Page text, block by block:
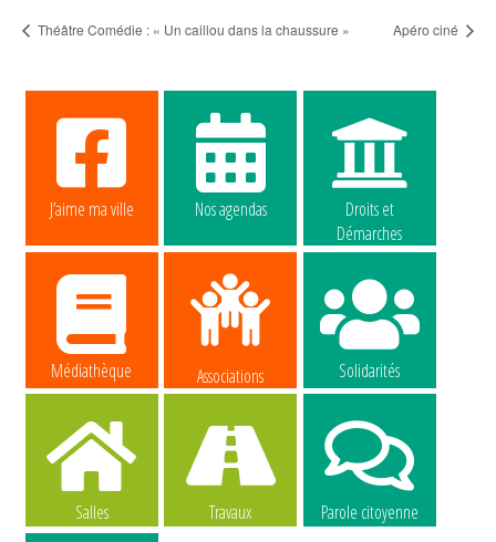
Théâtre Comédie : « Un caillou dans la chaussure » Apéro ciné
J’aime ma ville Nos agendas
Droits et
Démarches
Médiathèque Associations Solidarités
Salles Travaux Parole citoyenne